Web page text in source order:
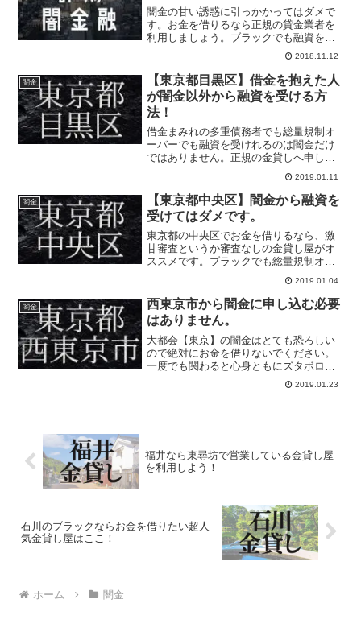
闇金の甘い誘惑に引っかかってはダメで
す。お金を借りるなら正規の貸金業者を
利用しましょう。ブラックでも融資を受
けれる優良消費者金融は存在していま
す。一番ダメなのは闇金や大手消費者金
融に申し込むことです。ブラック対応の
正規の貸金業者へ必ず申し込みましょ
う。
2018.11.12
闇金
【東京都目黒区】借金を抱えた人
が闇金以外から融資を受ける方
法！
借金まみれの多重債務者でも総量規制オ
ーバーでも融資を受けれるのは闇金だけ
ではありません。正規の金貸しへ申し込
めばブラックでも絶対借りれます。闇金
の利用者を減らすために金貸しは存在し
ているので気軽に優良金貸しへ申し込ん
でください。
2019.01.11
闇金
【東京都中央区】闇金から融資を
受けてはダメです。
東京都の中央区でお金を借りるなら、激
甘審査というか審査なしの金貸し屋がオ
ススメです。ブラックでも総量規制オー
バーでも確実に融資をしてくれる頼れる
存在です。闇金や個人間融資掲示板を使
う必要はありません。金貸し屋から即日
融資を受けましょう。
2019.01.04
闇金
西東京市から闇金に申し込む必要
はありません。
大都会【東京】の闇金はとても恐ろしい
ので絶対にお金を借りないでください。
一度でも関わると心身ともにズタボロに
なるまで利用されます。だからブラック
が融資を受けるなら金貸し屋にしましょ
2019.01.23
福井なら東尋坊で営業している金貸し屋
を利用しよう！
石川のブラックならお金を借りたい超人
気金貸し屋はここ！
ホーム 闇金